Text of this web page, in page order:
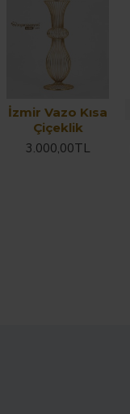
İzmir Vazo Kısa
Çiçeklik
3.000,00TL